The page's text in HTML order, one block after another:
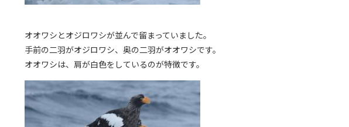
オオワシとオジロワシが並んで留まっていました。
手前の二羽がオジロワシ、奥の二羽がオオワシです。
オオワシは、肩が白色をしているのが特徴です。